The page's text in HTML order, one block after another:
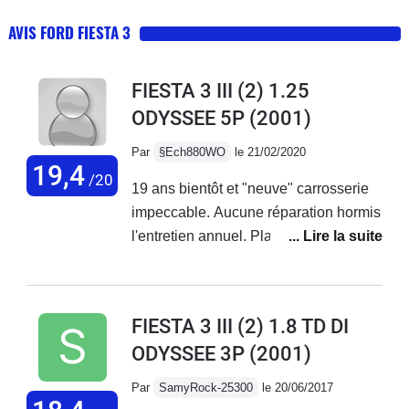
AVIS FORD FIESTA 3
19,4/20
FIESTA 3 III (2) 1.25
ODYSSEE 5P (2001)
Par §Ech880WO le 21/02/2020
19 ans bientôt et "neuve" carrosserie
impeccable. Aucune réparation hormis
l'entretien annuel. Plaquettes a
14 ans. Elle affiche 105000 km en 19
aucune remarque négative... une
voiture de qualité bravo Ford.Je ne la
FIESTA 3 III (2) 1.8 TD DI
ODYSSEE 3P (2001)
Par SamyRock-25300 le 20/06/2017